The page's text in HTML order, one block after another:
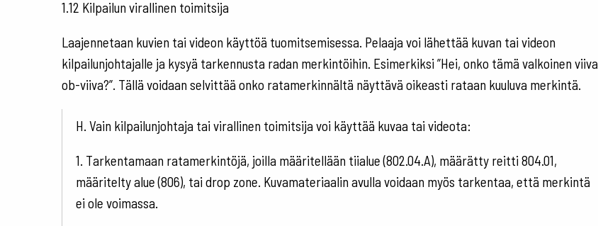
1.12 Kilpailun virallinen toimitsija
Laajennetaan kuvien tai videon käyttöä tuomitsemisessa. Pelaaja voi lähettää kuvan tai videon
kilpailunjohtajalle ja kysyä tarkennusta radan merkintöihin. Esimerkiksi ”Hei, onko tämä valkoinen viiva
ob-viiva?”. Tällä voidaan selvittää onko ratamerkinnältä näyttävä oikeasti rataan kuuluva merkintä.
H. Vain kilpailunjohtaja tai virallinen toimitsija voi käyttää kuvaa tai videota:
1. Tarkentamaan ratamerkintöjä, joilla määritellään tiialue (802.04.A), määrätty reitti 804.01,
määritelty alue (806), tai drop zone. Kuvamateriaalin avulla voidaan myös tarkentaa, että merkintä
ei ole voimassa.